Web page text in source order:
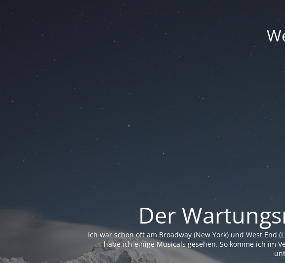
Der
Ich war schon oft am Broadway (New York) und West
habe ich einige Musicals gesehen. So komme ich im